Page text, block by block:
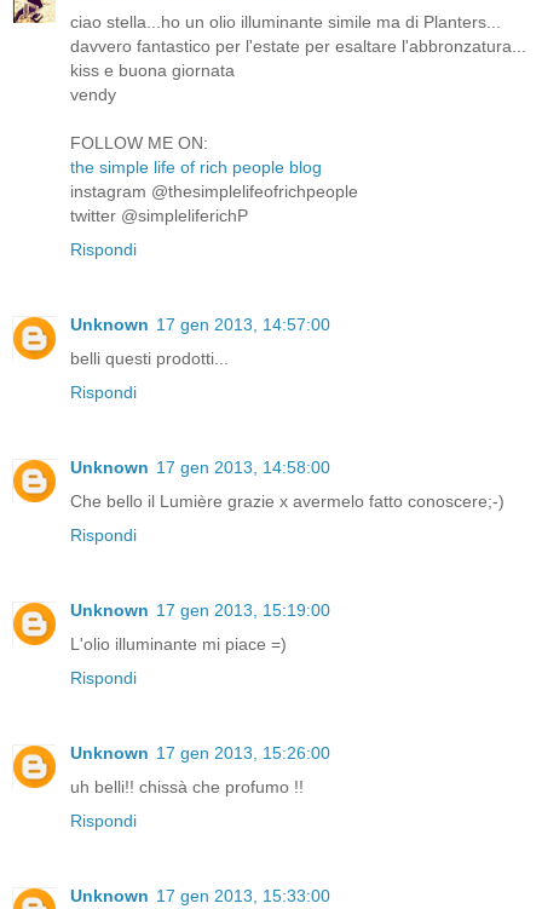
ciao stella...ho un olio illuminante simile ma di Planters...
davvero fantastico per l'estate per esaltare l'abbronzatura...
kiss e buona giornata
vendy
FOLLOW ME ON:
the simple life of rich people blog
instagram @thesimplelifeofrichpeople
twitter @simpleliferichP
Rispondi
Unknown 17 gen 2013, 14:57:00
belli questi prodotti...
Rispondi
Unknown 17 gen 2013, 14:58:00
Che bello il Lumière grazie x avermelo fatto conoscere;-)
Rispondi
Unknown 17 gen 2013, 15:19:00
L'olio illuminante mi piace =)
Rispondi
Unknown 17 gen 2013, 15:26:00
uh belli!! chissà che profumo !!
Rispondi
Unknown 17 gen 2013, 15:33:00